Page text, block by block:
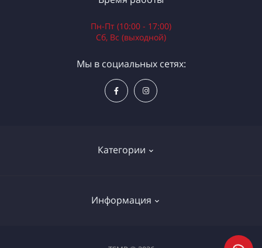
Категории
Электроинструменты
Информация
Доставка и оплата
Пн-Пт (10:00 - 17:00)
Сб, Вс (выходной)
Мы в социальных сетях: